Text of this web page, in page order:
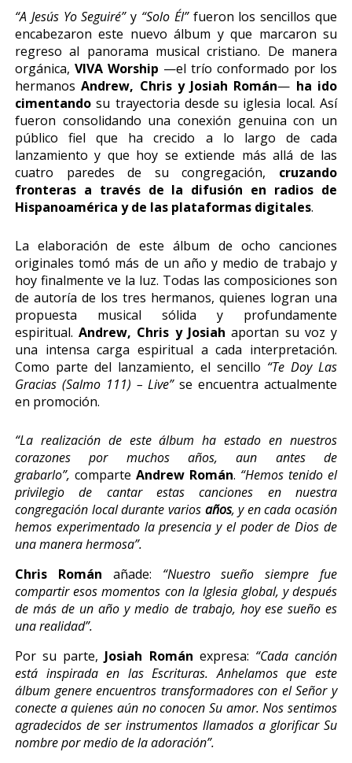
“A Jesús Yo Seguiré”y “Solo Él”fueron los sencillos que
encabezaron este nuevo álbum y que marcaron su
regreso al panorama musical cristiano. De manera
orgánica, VIVA Worship —el trío conformado por los
hermanosAndrew, Chris y Josiah Román— ha ido
cimentandosu trayectoria desde su iglesia local. Así
fueron consolidando una conexión genuina con un
público fiel que ha crecido a lo largo de cada
lanzamiento y que hoy se extiende más allá de las
cuatro paredes de su congregación, cruzando
fronteras a través de la difusión en radios de
Hispanoamérica y de las plataformas digitales.
La elaboración de este álbum de ocho canciones
originales tomó más de un año y medio de trabajo y
hoy finalmente ve la luz. Todas las composiciones son
de autoría de los tres hermanos, quienes logran una
propuesta musical sólida y profundamente
espiritual.Andrew, Chris y Josiah aportan su voz y
una intensa carga espiritual a cada interpretación.
Como parte del lanzamiento, el sencillo “Te Doy Las
Gracias (Salmo 111) – Live”se encuentra actualmente
en promoción.
“La realización de este álbum ha estado en nuestros
corazones por muchos años, aun antes de
grabarlo”, comparte Andrew Román. “Hemos tenido el
privilegio de cantar estas canciones en nuestra
congregación local durante varios años, y en cada ocasión
hemos experimentado la presencia y el poder de Dios de
una manera hermosa”.
Chris Román añade: “Nuestro sueño siempre fue
compartir esos momentos con la Iglesia global, y después
de más de un año y medio de trabajo, hoy ese sueño es
una realidad”.
Por su parte, Josiah Román expresa: “Cada canción
está inspirada en las Escrituras. Anhelamos que este
álbum genere encuentros transformadores con el Señor y
conecte a quienes aún no conocen Su amor. Nos sentimos
agradecidos de ser instrumentos llamados a glorificar Su
nombre por medio de la adoración”.